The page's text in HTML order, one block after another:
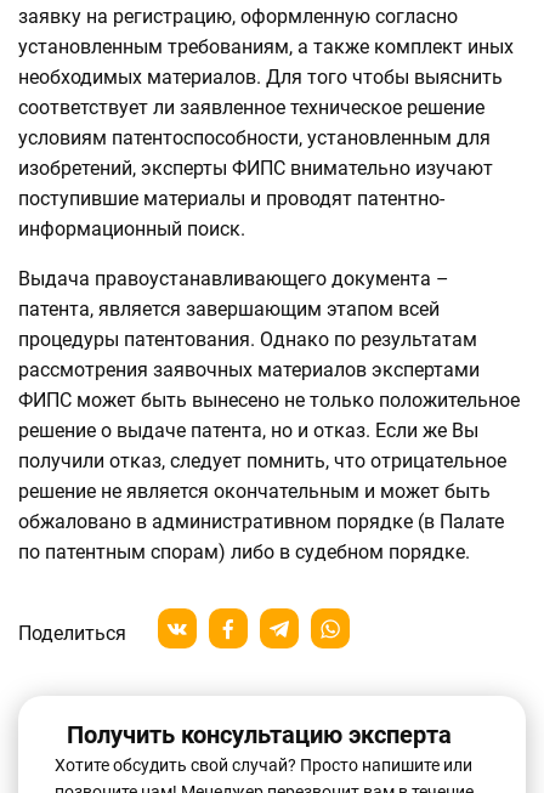
заявку на регистрацию, оформленную согласно
установленным требованиям, а также комплект иных
необходимых материалов. Для того чтобы выяснить
соответствует ли заявленное техническое решение
условиям патентоспособности, установленным для
изобретений, эксперты ФИПС внимательно изучают
поступившие материалы и проводят патентно-
информационный поиск.
Выдача правоустанавливающего документа –
патента, является завершающим этапом всей
процедуры патентования. Однако по результатам
рассмотрения заявочных материалов экспертами
ФИПС может быть вынесено не только положительное
решение о выдаче патента, но и отказ. Если же Вы
получили отказ, следует помнить, что отрицательное
решение не является окончательным и может быть
обжаловано в административном порядке (в Палате
по патентным спорам) либо в судебном порядке.
Поделиться
Получить консультацию эксперта
Хотите обсудить свой случай? Просто напишите или